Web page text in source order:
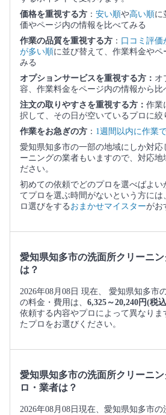
価格を重視する方 ： 安い順や高い順に
価やページ内の情報を比べてみる
作業の品質を重視する方 ： 口コミ評価
が多い順に並び替えて、作業料金や
みる
オプションサービスを重視する方： オ
容、作業料金をページ内の情報から比
注文の取りやすさを重視する方： 作業
択して、その日が空いているプロに絞
作業をお急ぎの方 ： 1週間以内に作業
愛知県知多市の一部の地域にしか対応
ーニングの業者もいますので、対応地
ださい。
初めての依頼でどのプロを選べばよい
てプロを選ぶ時間がないという方に
ロ選びをする おまかせマイスターがお
愛知県知多市の洗面所クリーニ
は？
2026年08月08日 現在、 愛知県知多市
の料金・費用は、 6,325～20,240円(税
依頼する内容やプロによって異なりま
たプロをお選びください。
愛知県知多市の洗面所クリーニ
ロ・業者は？
2026年08月08日現在、愛知県知多市